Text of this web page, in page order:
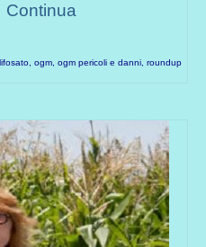
Continua
ogm ogm pericoli e danni roundup